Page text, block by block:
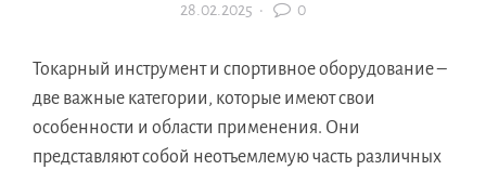
28.02.2025 · 0
Токарный инструмент и спортивное оборудование –
две важные категории, которые имеют свои
особенности и области применения. Они
представляют собой неотъемлемую часть различных